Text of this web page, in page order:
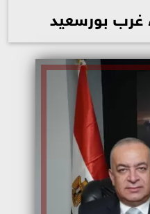
غرب بورسعيد